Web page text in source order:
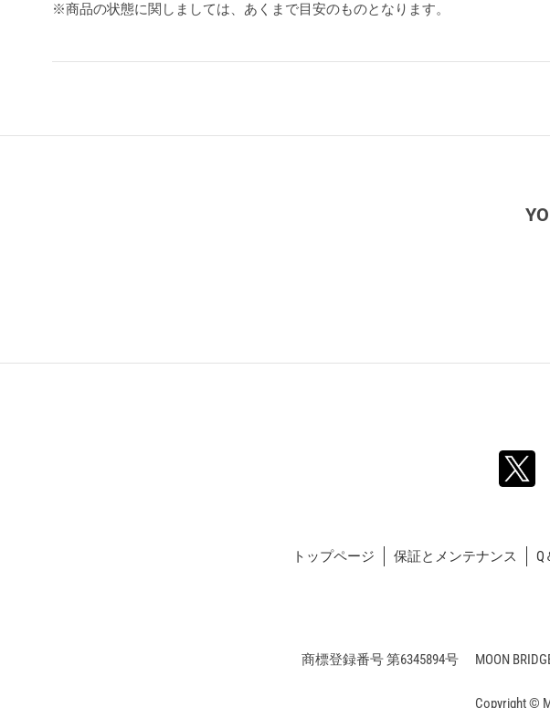
※商品の状態に関しましては、あくまで目安のものとなります。
トップページ 保証とメンテナンス Q
商標登録番号 第6345894号 MOON
Copyright ©